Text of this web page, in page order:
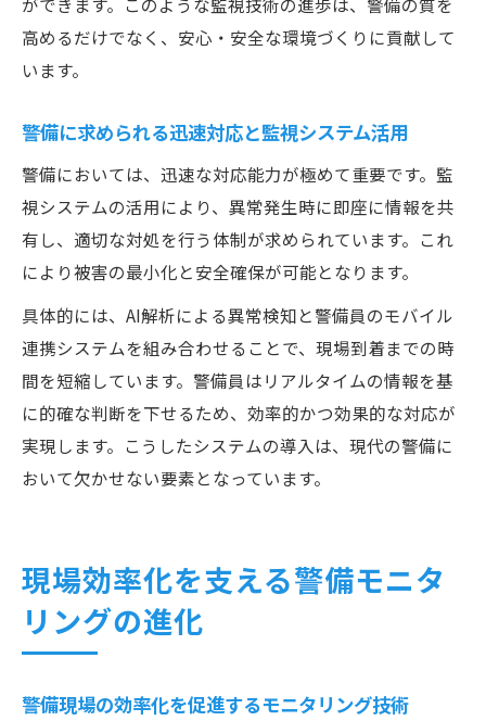
高めるだけでなく、安心・安全な環境づくりに貢献して
います。
警備に求められる迅速対応と監視システム活用
警備においては、迅速な対応能力が極めて重要です。監
視システムの活用により、異常発生時に即座に情報を共
有し、適切な対処を行う体制が求められています。これ
により被害の最小化と安全確保が可能となります。
具体的には、AI解析による異常検知と警備員のモバイル
連携システムを組み合わせることで、現場到着までの時
間を短縮しています。警備員はリアルタイムの情報を基
に的確な判断を下せるため、効率的かつ効果的な対応が
実現します。こうしたシステムの導入は、現代の警備に
おいて欠かせない要素となっています。
現場効率化を支える警備モニタ
リングの進化
警備現場の効率化を促進するモニタリング技術